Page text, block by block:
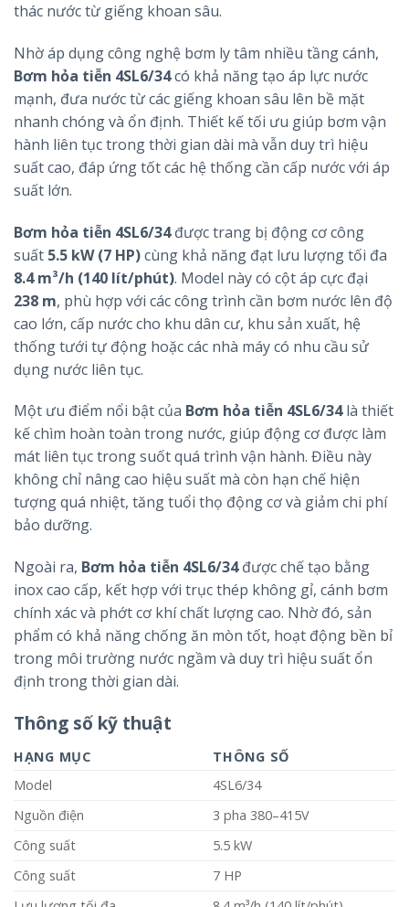
thác nước từ giếng khoan sâu.
Nhờ áp dụng công nghệ bơm ly tâm nhiều tầng cánh,
Bơm hỏa tiễn 4SL6/34có khả năng tạo áp lực nước
mạnh, đưa nước từ các giếng khoan sâu lên bề mặt
nhanh chóng và ổn định. Thiết kế tối ưu giúp bơm vận
hành liên tục trong thời gian dài mà vẫn duy trì hiệu
suất cao, đáp ứng tốt các hệ thống cần cấp nước với áp
suất lớn.
Bơm hỏa tiễn 4SL6/34được trang bị động cơ công
suất 5.5 kW (7 HP)cùng khả năng đạt lưu lượng tối đa
8.4 m³/h (140 lít/phút). Model này có cột áp cực đại
238 m, phù hợp với các công trình cần bơm nước lên độ
cao lớn, cấp nước cho khu dân cư, khu sản xuất, hệ
thống tưới tự động hoặc các nhà máy có nhu cầu sử
dụng nước liên tục.
Một ưu điểm nổi bật của Bơm hỏa tiễn 4SL6/34là thiết
kế chìm hoàn toàn trong nước, giúp động cơ được làm
mát liên tục trong suốt quá trình vận hành. Điều này
không chỉ nâng cao hiệu suất mà còn hạn chế hiện
tượng quá nhiệt, tăng tuổi thọ động cơ và giảm chi phí
bảo dưỡng.
Ngoài ra, Bơm hỏa tiễn 4SL6/34được chế tạo bằng
inox cao cấp, kết hợp với trục thép không gỉ, cánh bơm
chính xác và phớt cơ khí chất lượng cao. Nhờ đó, sản
phẩm có khả năng chống ăn mòn tốt, hoạt động bền bỉ
trong môi trường nước ngầm và duy trì hiệu suất ổn
định trong thời gian dài.
Thông số kỹ thuật
HẠNG MỤC
THÔNG SỐ
Model
4SL6/34
Nguồn điện
3 pha 380–415V
Công suất
5.5 kW
Công suất
7 HP